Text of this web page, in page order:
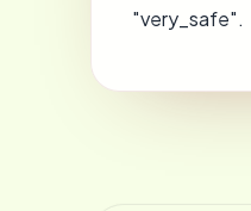
"very_safe".